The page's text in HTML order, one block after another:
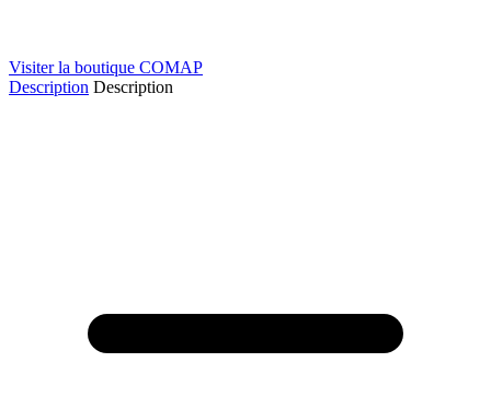
Visiter la boutique COMAP
Description Description